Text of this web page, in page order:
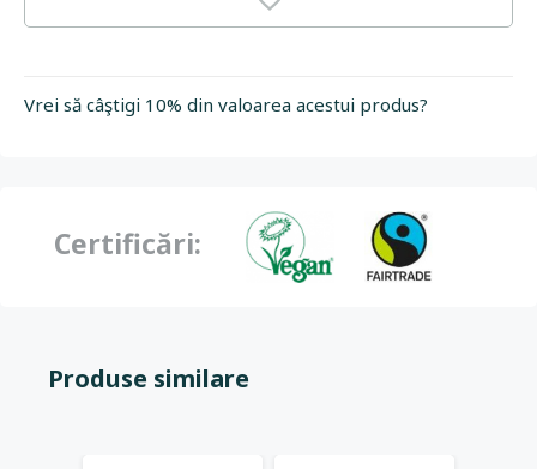
Vrei să câştigi 10% din valoarea acestui produs?
Certificări:
Produse similare